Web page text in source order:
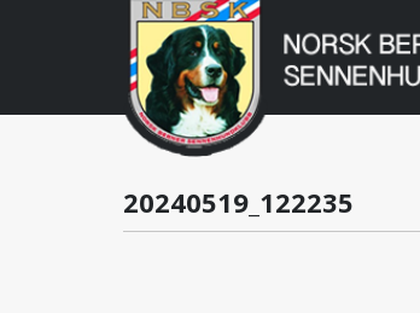
Norsk
Berner
20240519_122235